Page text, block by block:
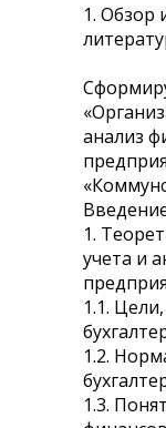
1. Обзор
анализ
1.
учета и
1.1.
1.2.
1.3.